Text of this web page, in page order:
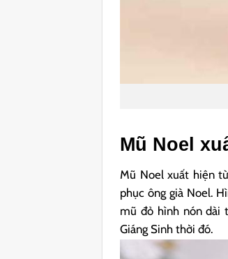
Mũ Noel
Mũ Noel xuất hiện
phục ông già Noel.
mũ đỏ hình nón dài
Giáng Sinh thời đó.